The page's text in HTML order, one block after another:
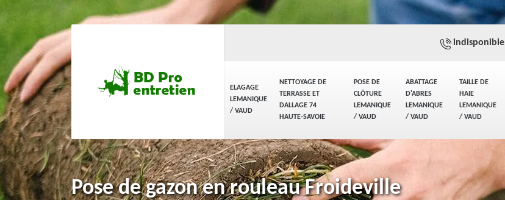
ELAGAGE
LEMANIQUE
/ VAUD
NETTOYAGE DE
TERRASSE ET
DALLAGE 74
HAUTE-SAVOIE
POSE DE
CLÔTURE
LEMANIQUE
/ VAUD
ABATTAGE
D'ABRES
LEMANIQUE
/ VAUD
TAILLE DE
HAIE
LEMANIQUE
/ VAUD
indisponible
Pose de gazon en rouleau Froideville